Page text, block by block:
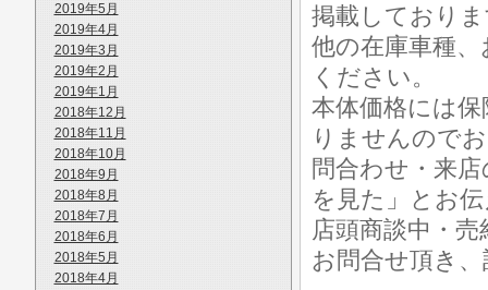
2019年5月
2019年4月
2019年3月
2019年2月
2019年1月
2018年12月
2018年11月
2018年10月
2018年9月
2018年8月
2018年7月
2018年6月
2018年5月
2018年4月
掲載しており
他の在庫車種
ください。
本体価格には
りませんので
問合わせ・来
を見た」とお
店頭商談中・
お問合せ頂き